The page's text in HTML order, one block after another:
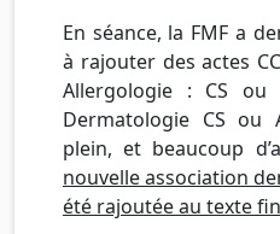
En séance, la FMF a
à rajouter des actes
Allergologie : CS ou
Dermatologie CS ou
plein, et beaucoup
nouvelle association
été rajoutée au texte